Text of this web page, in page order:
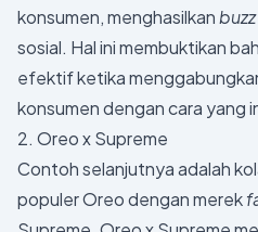
konsumen, menghasilkanbuzz
sosial. Hal ini membuktikan
efektif ketika
konsumen dengan cara yang
2. Oreo x Supreme
Contoh selanjutnya adalah
populer Oreo dengan merek